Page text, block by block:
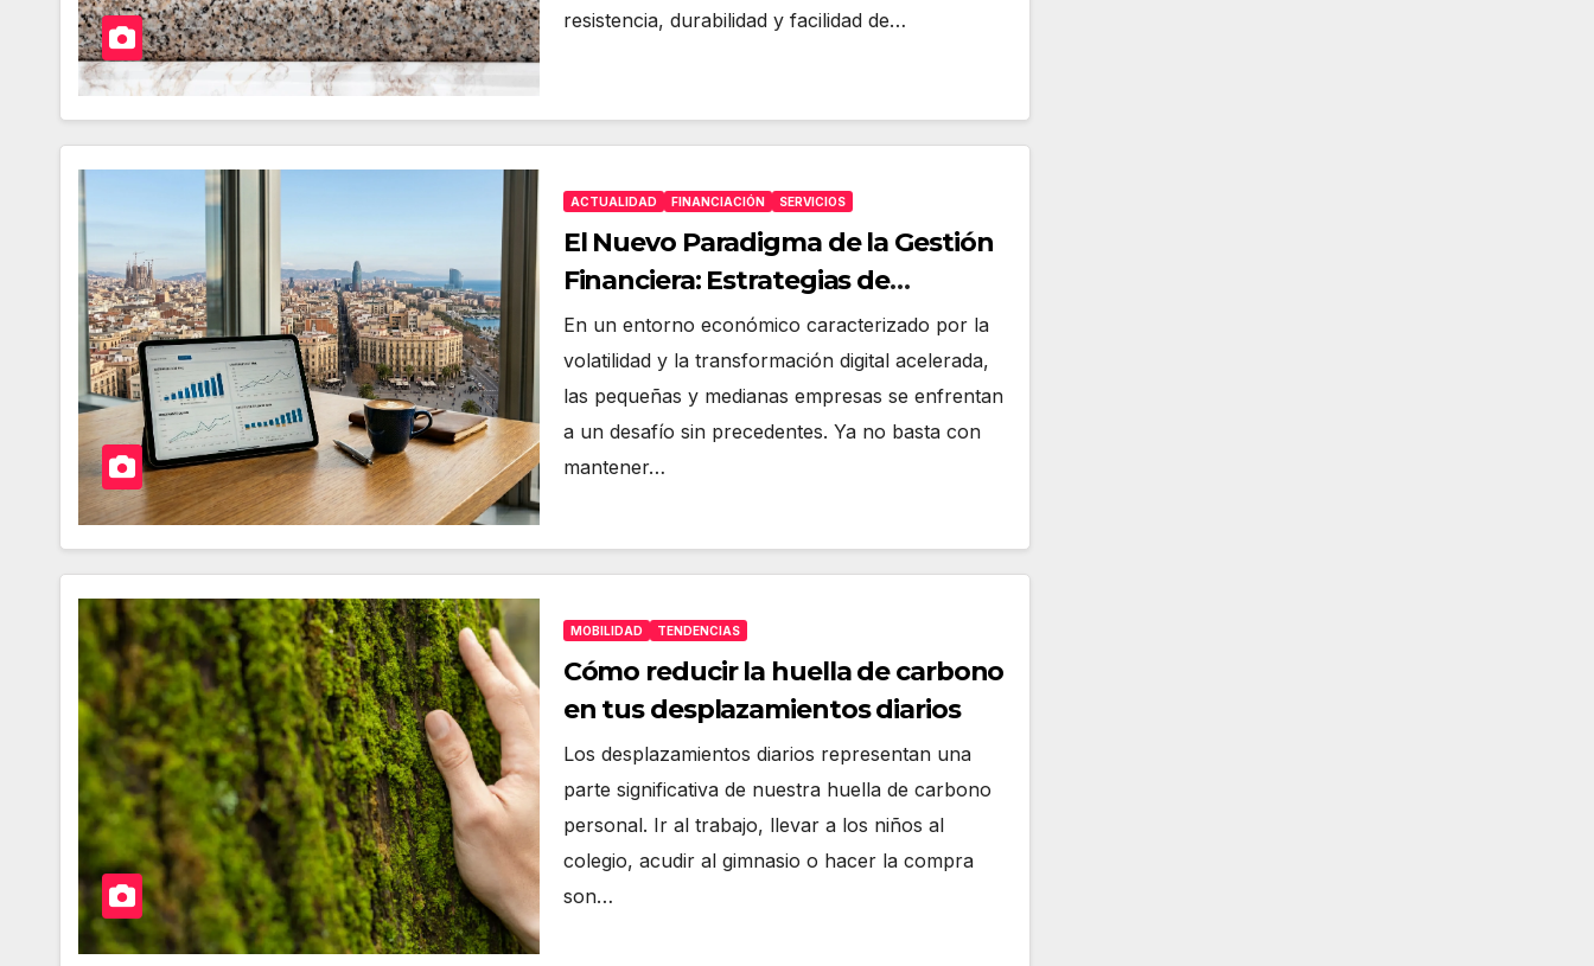
resistencia, durabilidad y facilidad de…
ACTUALIDAD FINANCIACIÓN SERVICIOS
El Nuevo Paradigma de la Gestión
Financiera: Estrategias de
Resiliencia para Pymes
En un entorno económico caracterizado por la
volatilidad y la transformación digital acelerada,
las pequeñas y medianas empresas se enfrentan
a un desafío sin precedentes. Ya no basta con
mantener…
MOBILIDAD TENDENCIAS
Cómo reducir la huella de carbono
en tus desplazamientos diarios
Los desplazamientos diarios representan una
parte significativa de nuestra huella de carbono
personal. Ir al trabajo, llevar a los niños al
colegio, acudir al gimnasio o hacer la compra
son…